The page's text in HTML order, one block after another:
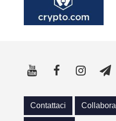
Contattaci Collabora